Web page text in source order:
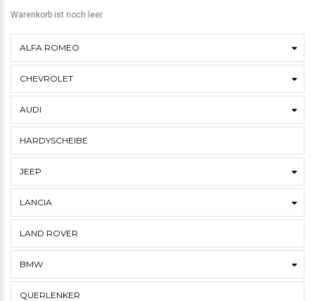
Warenkorb ist noch leer
ALFA ROMEO
CHEVROLET
AUDI
HARDYSCHEIBE
JEEP
LANCIA
LAND ROVER
BMW
QUERLENKER